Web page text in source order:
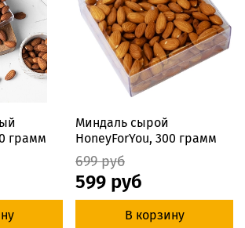
грамм
Миндаль сырой
HoneyForYou, 300 грамм
699 руб
599 руб
В корзину